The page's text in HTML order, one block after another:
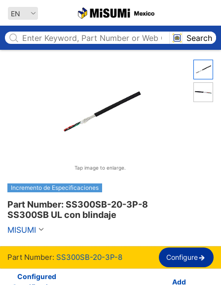
EN
Search
Tap image to enlarge.
Incremento de Especificaciones
Part Number: SS300SB-20-3P-8
SS300SB UL con blindaje
MISUMI
Part Number: SS300SB-20-3P-8 Configure
Configured
Add